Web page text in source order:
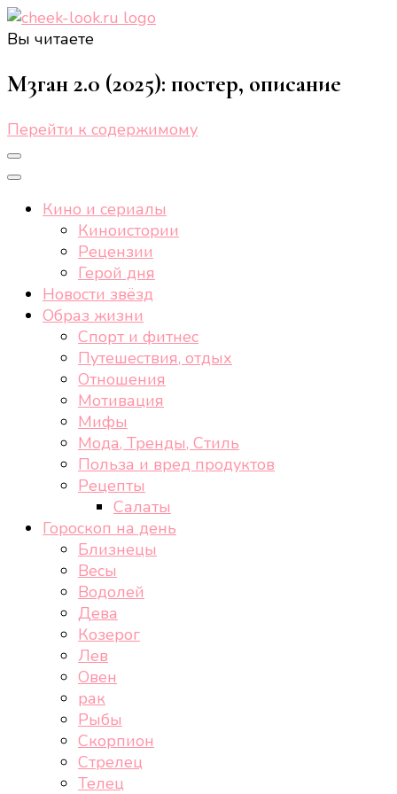
здоровом образе жизни, спорте, стиле, отдыхе и
еде.
Вы читаете
М3ган 2.0 (2025): постер, описание
Перейти к содержимому
Кино и сериалы
Киноистории
Рецензии
Герой дня
Новости звёзд
Образ жизни
Спорт и фитнес
Путешествия, отдых
Отношения
Мотивация
Мифы
Мода, Тренды, Стиль
Польза и вред продуктов
Рецепты
Салаты
Гороскоп на день
Близнецы
Весы
Водолей
Дева
Козерог
Лев
Овен
рак
Рыбы
Скорпион
Стрелец
Телец